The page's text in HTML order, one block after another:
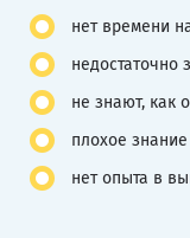
нет времени
недостаточно
не знают, как
плохое
нет опыта в